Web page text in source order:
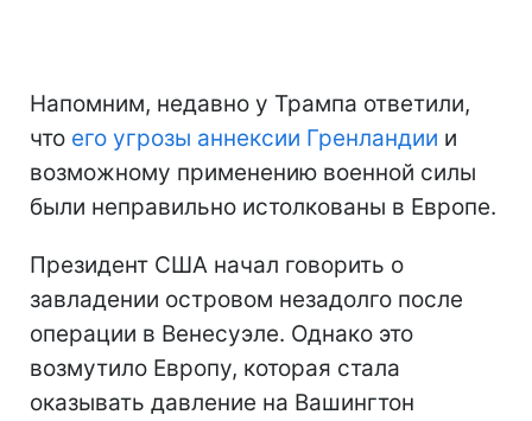
Напомним, недавно у Трампа ответили,
что его угрозы аннексии Гренландии и
возможному применению военной силы
были неправильно истолкованы в Европе.
Президент США начал говорить о
завладении островом незадолго после
операции в Венесуэле. Однако это
возмутило Европу, которая стала
оказывать давление на Вашингтон